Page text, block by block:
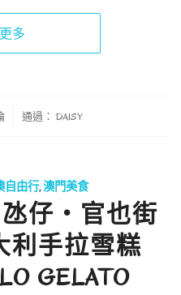
多
通過： DAISY
自由行,澳門美食
氹仔‧官也街
利手拉雪糕
GELATO